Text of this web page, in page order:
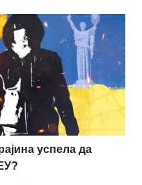
успела да